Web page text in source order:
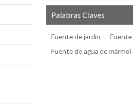
Palabras Claves
Fuente de jardin
Fuente
Fuente de agua de